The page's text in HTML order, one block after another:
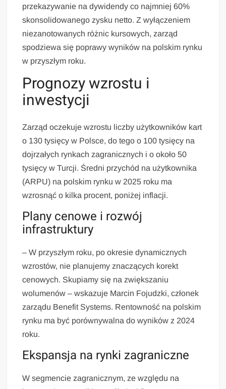
przekazywanie na dywidendy co najmniej 60%
skonsolidowanego zysku netto. Z wyłączeniem
niezanotowanych różnic kursowych, zarząd
spodziewa się poprawy wyników na polskim rynku
w przyszłym roku.
Prognozy wzrostu i
inwestycji
Zarząd oczekuje wzrostu liczby użytkowników kart
o 130 tysięcy w Polsce, do tego o 100 tysięcy na
dojrzałych rynkach zagranicznych i o około 50
tysięcy w Turcji. Średni przychód na użytkownika
(ARPU) na polskim rynku w 2025 roku ma
wzrosnąć o kilka procent, poniżej inflacji.
Plany cenowe i rozwój
infrastruktury
– W przyszłym roku, po okresie dynamicznych
wzrostów, nie planujemy znaczących korekt
cenowych. Skupiamy się na zwiększaniu
wolumenów – wskazuje Marcin Fojudzki, członek
zarządu Benefit Systems. Rentowność na polskim
rynku ma być porównywalna do wyników z 2024
roku.
Ekspansja na rynki zagraniczne
W segmencie zagranicznym, ze względu na